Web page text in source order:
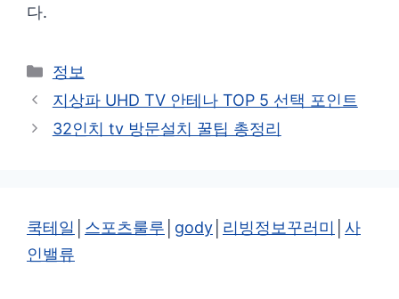
다.
카
테
리
정보
지상파 UHD TV 안테나 TOP 5 선택 포인트
32인치 tv 방문설치 꿀팁 총정리
쿡테일 스포츠룰루 gody 리빙정보꾸러미
사
인밸류